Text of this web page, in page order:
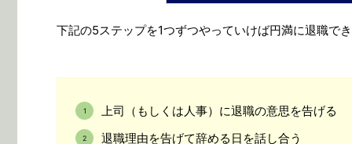
下記の5ステップを1つずつやっていけば円満に退職で
上司（もしくは人事）に退職の意思を告げる
退職理由を告げて辞める日を話し合う